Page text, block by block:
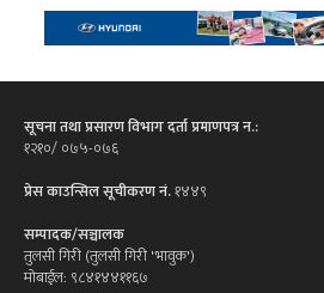
सूचना तथा प्रसारण विभाग दर्ता प्रमाणपत्र न.:
१२१०/ ०७५-०७६
प्रेस काउन्सिल सूचीकरण नं.१४४९
सम्पादक/सञ्चालक
तुलसी गिरी (तुलसी गिरी 'भावुक')
मोबाईल: ९८४१४४११६७